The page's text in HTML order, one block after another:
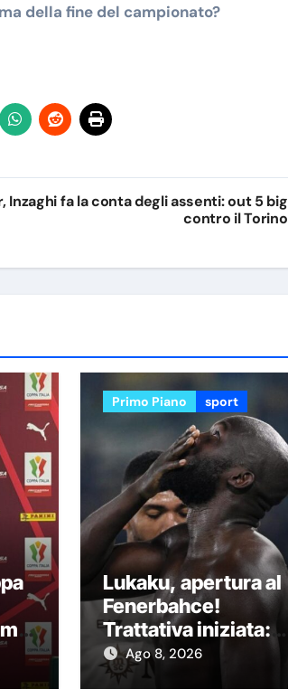
della fine del campionato?
Inzaghi fa la conta degli assenti: out 5 big
contro il Torino
Primo Piano sport
Lukaku, apertura al
Fenerbahce!
Trattativa iniziata:
vuole trasferirsi al
più presto
Ago 8, 2026